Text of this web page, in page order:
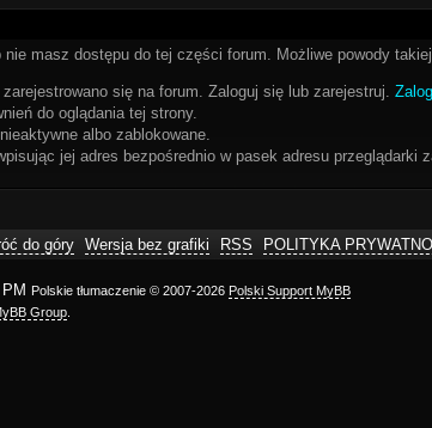
nie masz dostępu do tej części forum. Możliwe powody
się na forum. Zaloguj się lub zarejestruj.
do oglądania tej strony.
albo zablokowane.
jej adres bezpośrednio w pasek adresu przeglądarki
do góry Wersja bez grafiki RSS POLITYKA
Polskie tłumaczenie © 2007-2026 Polski Support MyBB
Group